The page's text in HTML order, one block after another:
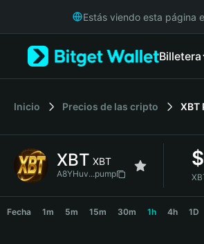
Русский
Italiano
简体中文
繁體中文
Bahasa Indonesia
Estás viendo esta página
Billetera
Inicio Precios de las cripto XBT
XBT XBT
A8YHuv...pump
$
Fecha 1m 5m 15m 30m 1h 4h 1D